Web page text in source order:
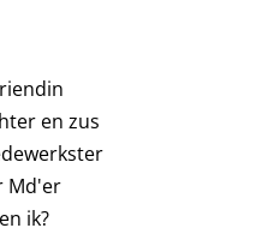
en zus
Md'er
ik?